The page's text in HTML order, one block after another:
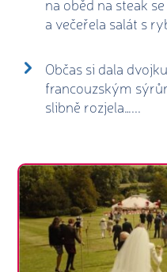
a večeřela salát s
Občas si dala
francouzským
slibně rozjela…...